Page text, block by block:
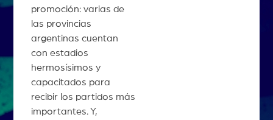
promoción: varias de
las provincias
argentinas cuentan
con estadios
hermosísimos y
capacitados para
recibir los partidos más
importantes. Y,